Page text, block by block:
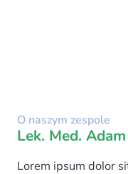
O naszym zespole
Lek. Med.
Lorem ipsum dolor